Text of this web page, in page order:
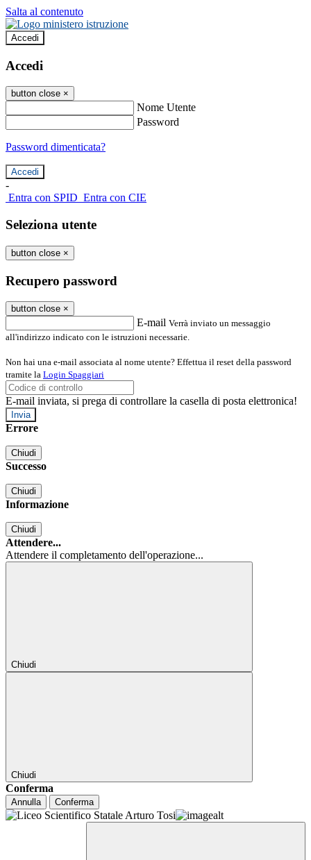
Salta al contenuto
Accedi
Accedi
button close ×
Nome Utente
Password
Password dimenticata?
-
Entra con SPID Entra con CIE
Seleziona utente
button close ×
Recupero password
button close ×
E-mail Verrà inviato un messaggio
all'indirizzo indicato con le istruzioni necessarie.
Non hai una e-mail associata al nome utente? Effettua il reset della password
tramite la Login Spaggiari
E-mail inviata, si prega di controllare la casella di posta elettronica!
Errore
Chiudi
Successo
Chiudi
Informazione
Chiudi
Attendere...
Attendere il completamento dell'operazione...
Chiudi
Chiudi
Conferma
Annulla Conferma